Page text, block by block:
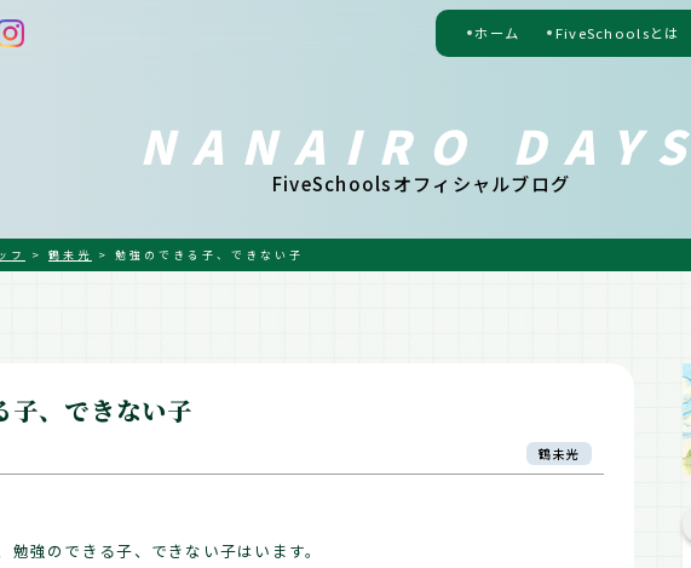
ホーム FiveSchoolsとは
NANAIRO DAYS
FiveSchoolsオフィシャルブログ
フ > 鶴未光 > 勉強のできる子、できない子
子、できない子
鶴未光
勉強のできる子、できない子はいます。